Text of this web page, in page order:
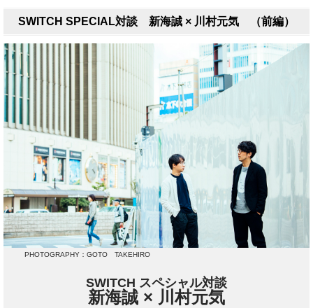
SWITCH SPECIAL対談 新海誠 × 川村元気 （前編）
PHOTOGRAPHY：GOTO TAKEHIRO
SWITCH スペシャル対談
新海誠 × 川村元気